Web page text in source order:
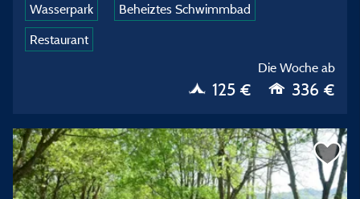
Wasserpark
Beheiztes Schwimmbad
Restaurant
Die Woche ab
125 € 336 €